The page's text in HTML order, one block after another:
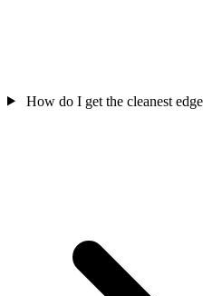
How do I get the cleanest